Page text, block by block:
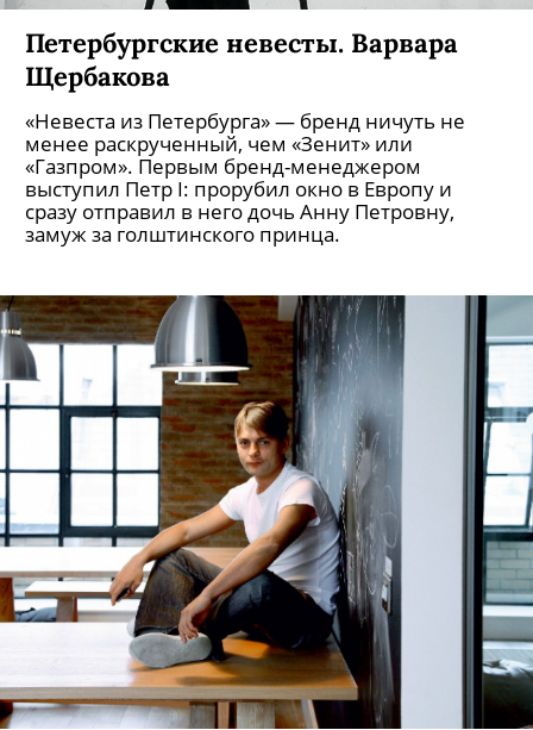
Петербургские невесты. Ксения
Никитина
«Невеста из Петербурга» — бренд ничуть не
менее раскрученный, чем «Зенит» или
«Газпром». Первым бренд-менеджером
выступил Петр I: прорубил окно в Европу и
сразу отправил в него дочь Анну Петровну,
замуж за голштинского принца.